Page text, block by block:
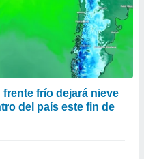
frío dejará nieve
del país este fin de